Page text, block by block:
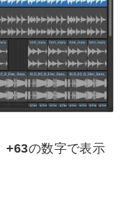
+63の数字で表示